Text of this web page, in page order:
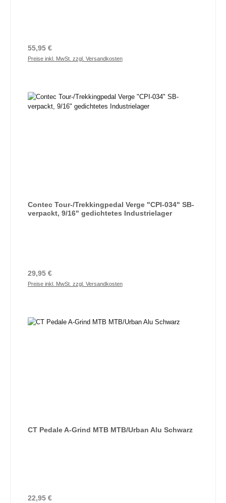
Regulärer Preis:
55,95 €
Preise inkl. MwSt. zzgl. Versandkosten
Contec Tour-/Trekkingpedal Verge "CPI-034" SB-
verpackt, 9/16" gedichtetes Industrielager
Regulärer Preis:
29,95 €
Preise inkl. MwSt. zzgl. Versandkosten
CT Pedale A-Grind MTB MTB/Urban Alu Schwarz
Regulärer Preis:
22,95 €